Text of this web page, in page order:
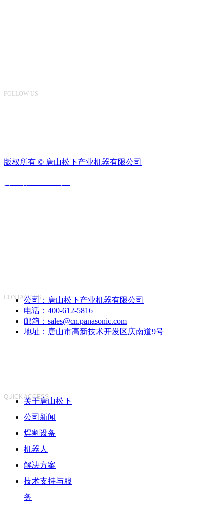
FOLLOW US
版权所有 © 唐山松下产业机器有限公司
CONTACT US
公司： 唐山松下产业机器有限公司
电话： 400-612-5816
邮箱： sales@cn.panasonic.com
地址： 唐山市高新技术开发区庆南道9号
QUICK ACCESS
关于唐山松下
公司新闻
焊割设备
机器人
解决方案
技术支持与服
务